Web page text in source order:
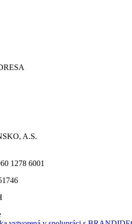
A.S.
1278 6001